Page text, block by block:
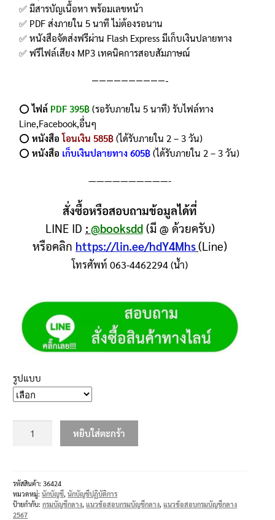
✅ มีสารบัญเนื้อหา พร้อมเลขหน้า
✅ PDF ส่งภายใน 5 นาที ไม่ต้องรอนาน
✅ หนังสือจัดส่งฟรีผ่าน Flash Express มีเก็บเงินปลายทาง
✅ ฟรีไฟล์เสียง MP3 เทคนิคการสอบสัมภาษณ์
——————————-
⭕️ไฟล์ PDF 395฿ (รอรับภายใน 5 นาที) รับไฟล์ทาง
Line,Facebook,อื่นๆ
⭕️หนังสือโอนเงิน 585฿ (ได้รับภายใน 2 – 3 วัน)
⭕️หนังสือ เก็บเงินปลายทาง 605฿ (ได้รับภายใน 2 – 3 วัน)
——————————-
สั่งซื้อหรือสอบถามข้อมูลได้ที่
LINE ID : @booksdd(มี @ ด้วยครับ)
หรือคลิก https://lin.ee/hdY4Mhs(Line)
โทรศัพท์ 063-4462294 (น้ำ)
รูปแบบ
หยิบใส่ตะกร้า
รหัสสินค้า:36424
หมวดหมู่:นักบัญชี,นักบัญชีปฏิบัติการ
ป้ายกำกับ:กรมบัญชีกลาง,แนวข้อสอบกรมบัญชีกลาง,แนวข้อสอบกรมบัญชีกลาง
2567